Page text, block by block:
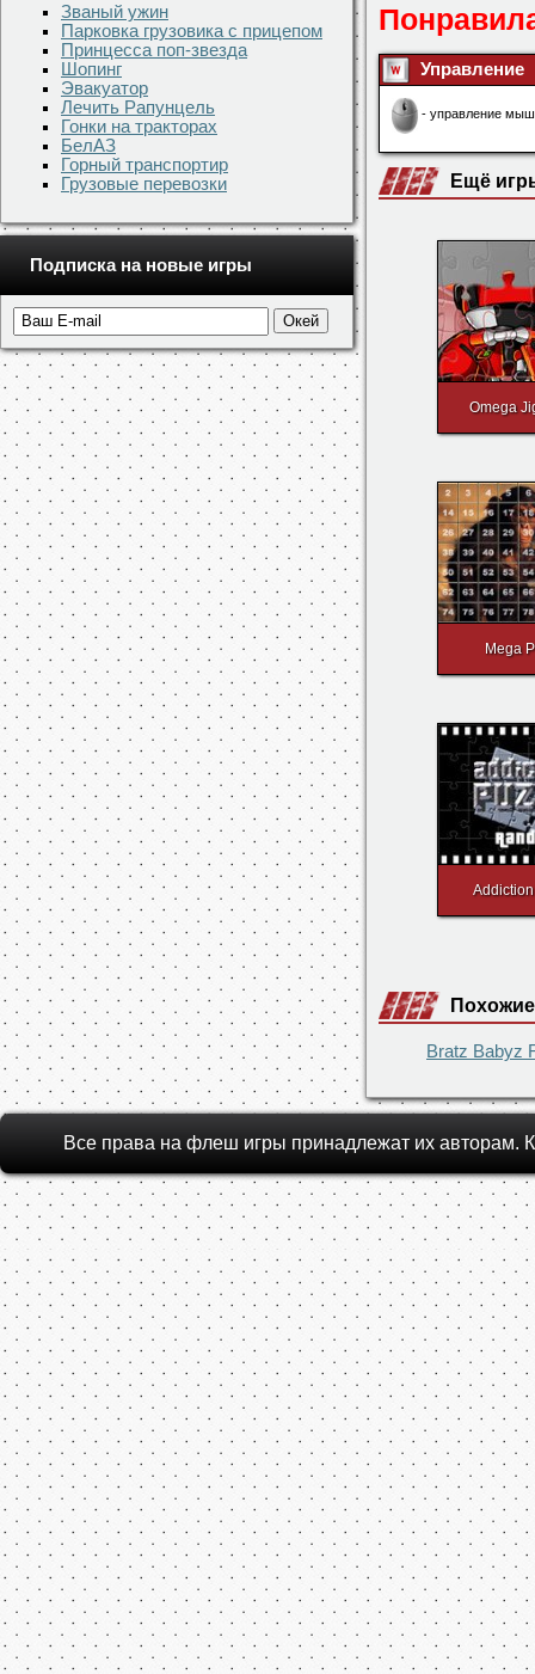
Званый ужин
Парковка грузовика с прицепом
Принцесса поп-звезда
Шопинг
Эвакуатор
Лечить Рапунцель
Гонки на тракторах
БелАЗ
Горный транспортир
Грузовые перевозки
Подписка на новые игры
Управление
- управление
Ещё
Omega
Mega
Bratz Babyz
Все права на флеш игры принадлежат их